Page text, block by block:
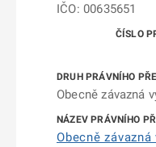
IČO: 00635651
Obecně závazná
Obecně